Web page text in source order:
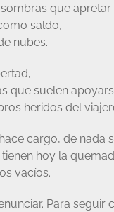
que apretar
saldo,
nubes.
que suelen
heridos del
cargo, de nada
hoy la
vacíos.
Para seguir